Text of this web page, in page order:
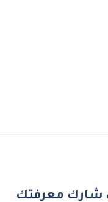
شارك معرفتك